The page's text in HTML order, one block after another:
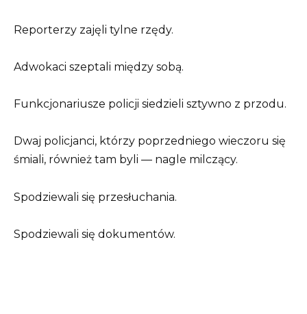
Reporterzy zajęli tylne rzędy.
Adwokaci szeptali między sobą.
Funkcjonariusze policji siedzieli sztywno z przodu.
Dwaj policjanci, którzy poprzedniego wieczoru się
śmiali, również tam byli — nagle milczący.
Spodziewali się przesłuchania.
Spodziewali się dokumentów.